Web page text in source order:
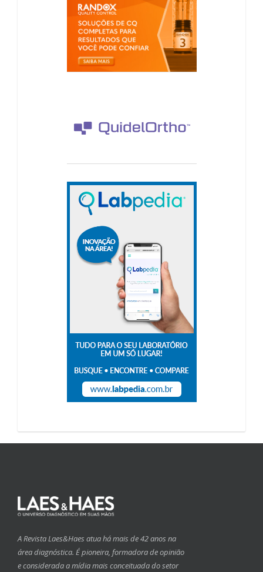
A Revista Laes&Haes atua há mais de 42 anos na
área diagnóstica. É pioneira, formadora de opinião
e considerada a mídia mais conceituada do setor